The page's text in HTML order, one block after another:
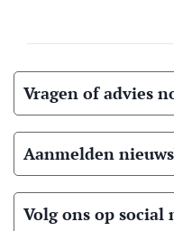
Vragen of advies
Aanmelden
Volg ons op social